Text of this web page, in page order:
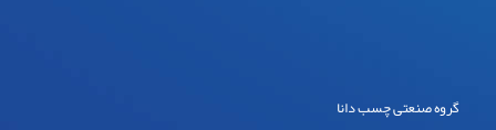
گروه صنعتی چسب دانا